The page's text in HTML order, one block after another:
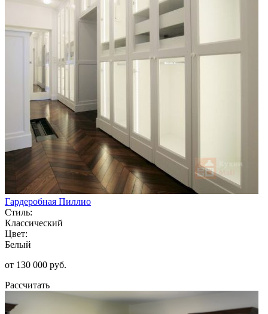
Гардеробная Пиллио
Стиль:
Классический
Цвет:
Белый
от 130 000 руб.
Рассчитать